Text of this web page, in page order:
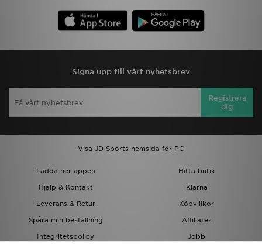
Signa upp till vårt nyhetsbrev
Registrera
dig
Visa JD Sports hemsida för PC
Ladda ner appen
Hitta butik
Hjälp & Kontakt
Klarna
Leverans & Retur
Köpvillkor
Spåra min beställning
Affiliates
Integritetspolicy
Jobb